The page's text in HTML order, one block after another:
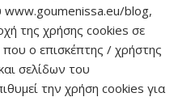
www.goumenissa.eu/blog,
της χρήσης cookies σε
ο επισκέπτης / χρήστης
σελίδων του
την χρήση cookies για